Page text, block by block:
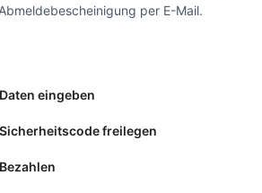
per E-Mail.
Daten eingeben
Sicherheitscode freilegen
Bezahlen